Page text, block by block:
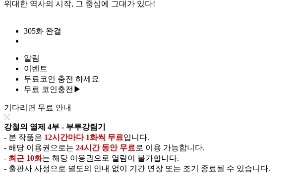
위대한 역사의 시작, 그 중심에 그대가 있다!
305화 완결
알림
이벤트
무료코인 충전 하세요
무료 코인충전▶
기다리면 무료 안내
강철의 열제 4부 - 부루강림기
- 본 작품은 12시간마다 1화씩 무료입니다.
- 해당 이용권으로는 24시간 동안 무료 로 이용 가능합니다.
- 최근 10화는 해당 이용권으로 열람이 불가합니다.
- 출판사 사정으로 별도의 안내 없이 기간 연장 또는 조기 종료될 수 있습니다.